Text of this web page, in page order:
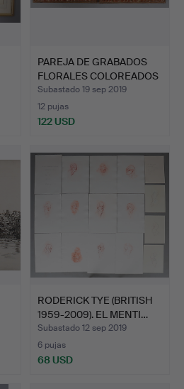
PAREJA DE GRABADOS
FLORALES COLOREADOS
A M…
Subastado 19 sep 2019
12 pujas
122 USD
RODERICK TYE (BRITISH
1959-2009). EL MENTI…
Subastado 12 sep 2019
6 pujas
68 USD